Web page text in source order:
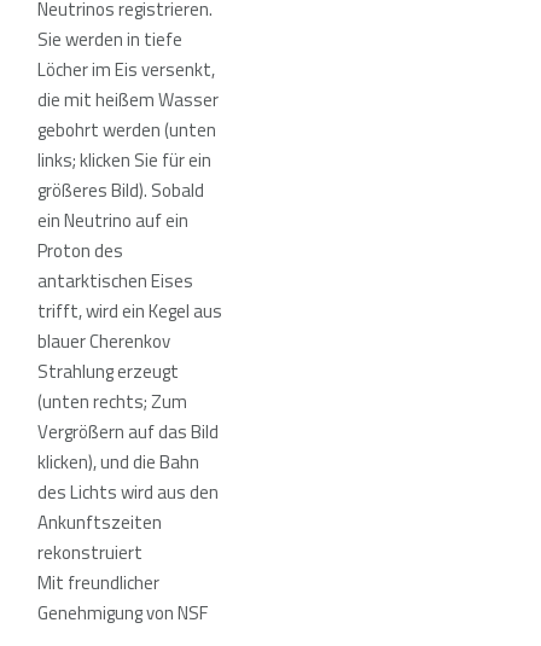
Neutrinos registrieren.
Sie werden in tiefe
Löcher im Eis versenkt,
die mit heißem Wasser
gebohrt werden (unten
links; klicken Sie für ein
größeres Bild). Sobald
ein Neutrino auf ein
Proton des
antarktischen Eises
trifft, wird ein Kegel aus
blauer Cherenkov
Strahlung erzeugt
(unten rechts; Zum
Vergrößern auf das Bild
klicken), und die Bahn
des Lichts wird aus den
Ankunftszeiten
rekonstruiert
Mit freundlicher
Genehmigung von NSF